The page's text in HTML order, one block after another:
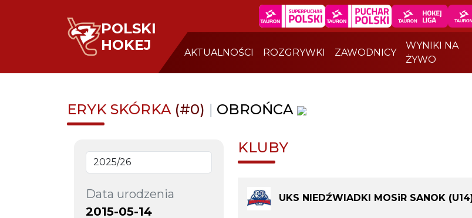
POLSKI
HOKEJ
AKTUALNOŚCI ROZGRYWKI ZAWODNICY
WYNIKI NA
ŻYWO
ERYK SKÓRKA (#0) | OBROŃCA
Data urodzenia
2015-05-14
KLUBY
UKS NIEDŹWIADKI MOSiR SANOK